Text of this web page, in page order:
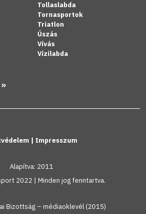
Tollaslabda
Tornasportok
Triatlon
Úszás
Vívás
Vízilabda
| Impresszum
Alapítva: 2011
2022 | Minden jog fenntartva.
Bizottság – médiaoklevél (2015)